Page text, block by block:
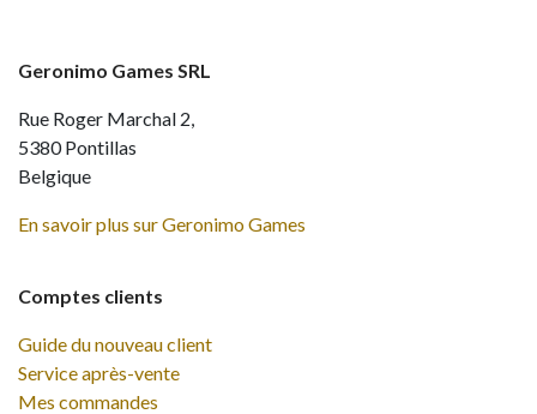
Comptes clients
Guide du nouveau client
Service après-vente
Mes commandes
Geronimo Games SRL
Rue Roger Marchal 2,
5380 Pontillas
Belgique
En savoir plus sur Geronimo Games